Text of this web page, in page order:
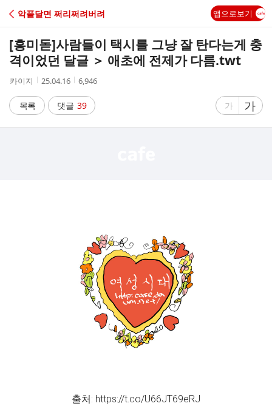
C
A
악플달면 쩌리쩌려버려 앱으로보기
[흥미돋]사람들이 택시를 그냥 잘 탄다는게 충
격이었던 달글 ＞ 애초에 전제가 다름.twt
작
자
카이지
작
시
간
25.04.16
조
수
6,946
목록 댓글 39
글
가
글
자
가
출처: https://t.co/U66JT69eRJ